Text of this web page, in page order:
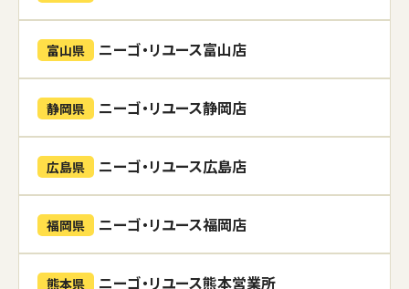
富山県 ニーゴ・リユース富山店
静岡県 ニーゴ・リユース静岡店
広島県 ニーゴ・リユース広島店
福岡県 ニーゴ・リユース福岡店
熊本県 ニーゴ・リユース熊本営業所